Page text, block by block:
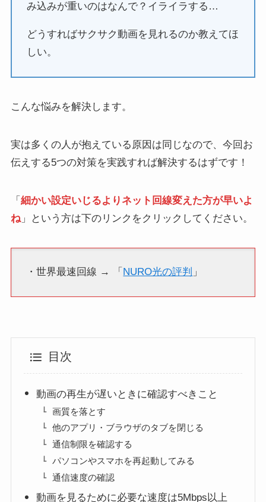
み込みが重いのはなんで？イライラする…
どうすればサクサク動画を見れるのか教えてほ
しい。
こんな悩みを解決します。
実は多くの人が抱えている原因は同じなので、今回お
伝えする5つの対策を実践すれば解決するはずです！
「 細かい設定いじるよりネット回線変えた方が早いよ
ね」という方は下のリンクをクリックしてください。
・世界最速回線 → 「 NURO光の評判 」
目次
動画の再生が遅いときに確認すべきこと
画質を落とす
他のアプリ・ブラウザのタブを閉じる
通信制限を確認する
パソコンやスマホを再起動してみる
通信速度の確認
動画を見るために必要な速度は5Mbps以上